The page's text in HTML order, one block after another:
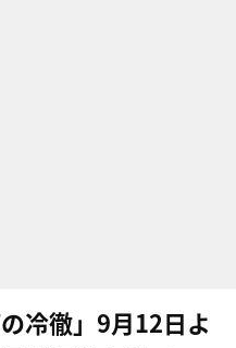
冷徹」9月12日よ